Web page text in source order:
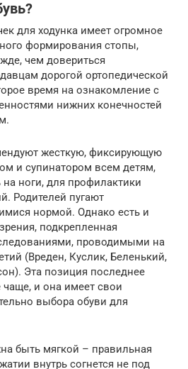
для ходунка имеет огромное
формирования стопы,
чем довериться
дорогой ортопедической
время на ознакомление с
нижних конечностей
жесткую, фиксирующую
и супинатором всем детям,
ноги, для профилактики
Родителей пугают
нормой. Однако есть и
подкрепленная
проводимыми на
(Вреден, Куслик, Беленький,
Эта позиция последнее
чаще, и она имеет свои
выбора обуви для
быть мягкой – правильная
внутрь согнется не под